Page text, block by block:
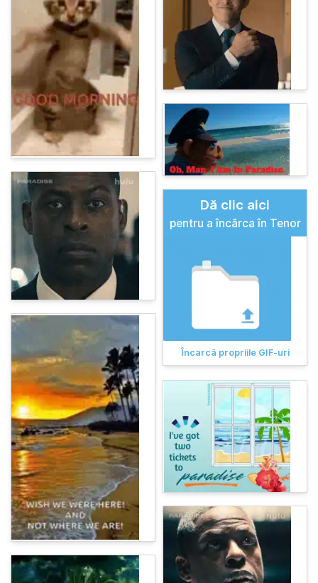
Dă clic aici
pentru a încărca în Tenor
Încarcă propriile GIF-uri